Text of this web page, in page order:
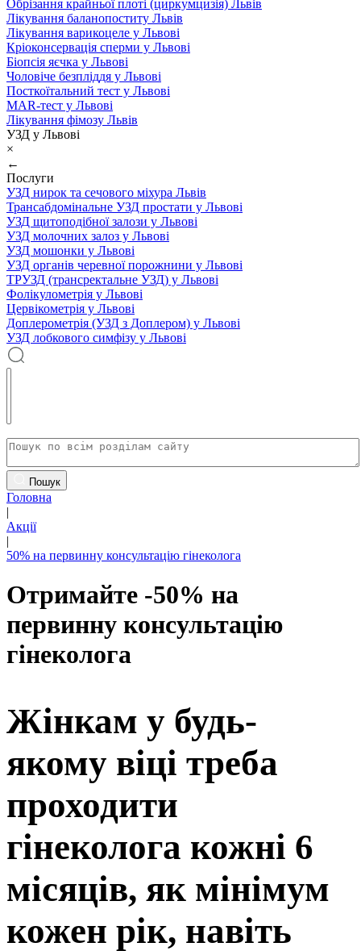
Обрізання крайньої плоті (циркумцизія) Львів
Лікування баланопоститу Львів
Лікування варикоцеле у Львові
Кріоконсервація сперми у Львові
Біопсія яєчка у Львові
Чоловіче безпліддя у Львові
Посткоїтальний тест у Львові
MAR-тест у Львові
Лікування фімозу Львів
УЗД у Львові
×
←
Послуги
УЗД нирок та сечового міхура Львів
Трансабдомінальне УЗД простати у Львові
УЗД щитоподібної залози у Львові
УЗД молочних залоз у Львові
УЗД мошонки у Львові
УЗД органів черевної порожнини у Львові
ТРУЗД (трансректальне УЗД) у Львові
Фолікулометрія у Львові
Цервікометрія у Львові
Доплерометрія (УЗД з Доплером) у Львові
УЗД лобкового симфізу у Львові
Пошук
Головна
|
Акції
|
50% на первинну консультацію гінеколога
Отримайте -50% на
первинну консультацію
гінеколога
Жінкам у будь-
якому віці треба
проходити
гінеколога кожні 6
місяців, як мінімум
кожен рік, навіть